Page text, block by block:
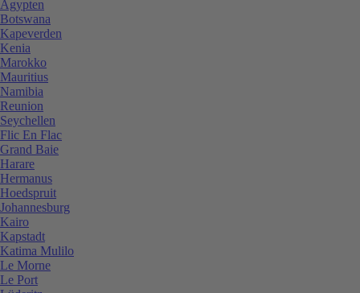
Ägypten
Botswana
Kapeverden
Kenia
Marokko
Mauritius
Namibia
Reunion
Seychellen
Flic En Flac
Grand Baie
Harare
Hermanus
Hoedspruit
Johannesburg
Kairo
Kapstadt
Katima Mulilo
Le Morne
Le Port